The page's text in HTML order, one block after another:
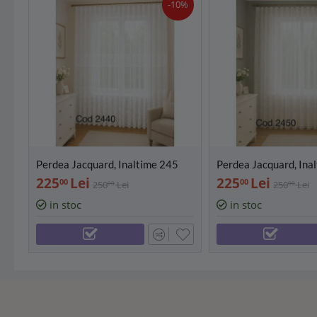
-10%
Perdea Jacquard, Inaltime 245
cm, Diverse Latimi (500/600 cm)
- PD2440
22500 Lei 25000 Lei
in stoc
Perdea Jacquard,
cm, Diverse Latimi
- PD2450
22500 Lei 25000 Lei
in stoc